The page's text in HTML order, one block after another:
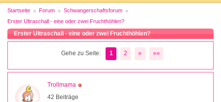
Startseite Forum
Schwangerschaftsforum
Erster Ultraschall - eine oder zwei Fruchthöhlen?
Erster Ultraschall - eine oder zwei Fruchthöhlen?
Gehe zu Seite: 1 2 » »»
Trollmama
42 Beiträge